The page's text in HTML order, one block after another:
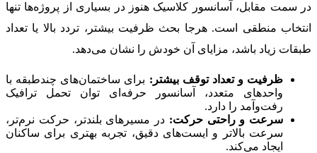
در سمت مقابل، آسانسور کلاسیک هنوز در بسیاری از پروژه‌ها تنها
انتخاب منطقی است. هرجا بحث ظرفیت بیشتر، تردد بالا یا تعداد
طبقات زیاد باشد، مزایای آن خودش را نشان می‌دهد.
ظرفیت و تعداد توقف بیشتر: برای ساختمان‌های چندطبقه با
واحدهای متعدد، آسانسور حرفه‌ای توان تحمل ترافیک
رفت‌وآمد را دارد.
سرعت و راحتی حرکت: در مسیرهای بلندتر، حرکت نرم‌تر،
سرعت بالاتر و ایست‌های دقیق، تجربه بهتری برای ساکنان
ایجاد می‌کند.